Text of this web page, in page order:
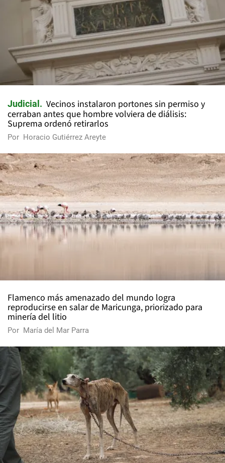
Judicial
Vecinos instalaron portones sin permiso y
cerraban antes que hombre volviera de diálisis:
Suprema ordenó retirarlos
Por Horacio Gutiérrez Areyte
Flamenco más amenazado del mundo logra
reproducirse en salar de Maricunga, priorizado para
minería del litio
Por María del Mar Parra